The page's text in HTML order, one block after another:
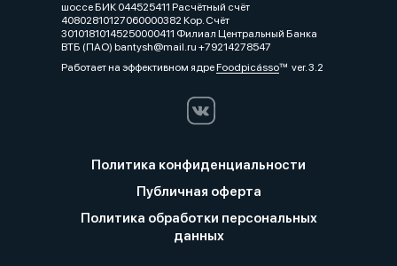
шоссе БИК 044525411 Расчётный счёт
40802810127060000382 Кор. Счёт
30101810145250000411 Филиал Центральный Банка
ВТБ (ПАО) bantysh@mail.ru +79214278547
Работает на эффективном ядреFoodpicássover. 3.2
Политика конфиденциальности
Публичная оферта
Политика обработки персональных
данных